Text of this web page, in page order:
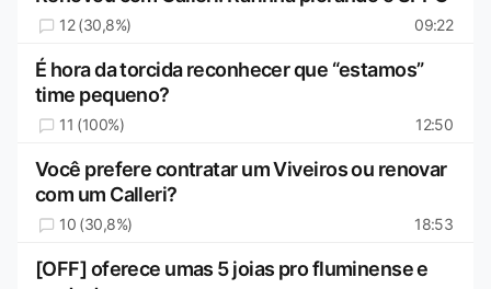
12 (30,8%) 09:22
É hora da torcida reconhecer que “estamos”
time pequeno?
11 (100%) 12:50
Você prefere contratar um Viveiros ou renovar
com um Calleri?
10 (30,8%) 18:53
[OFF] oferece umas 5 joias pro fluminense e